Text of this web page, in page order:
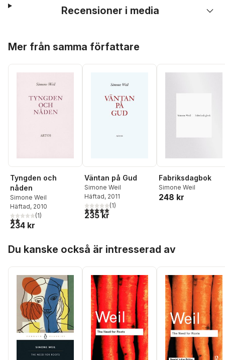
Recensioner i media
Mer från samma författare
Tyngden och
nåden
Simone Weil
Häftad, 2010
2,0utav 5 stjärnor. Totalt antal röster:
(1)
234 kr
Väntan på Gud
Simone Weil
Häftad, 2011
5,0utav 5 stjärnor. Totalt antal röster:
(1)
235 kr
Fabriksdagbok
Simone Weil
248 kr
Du kanske också är intresserad av